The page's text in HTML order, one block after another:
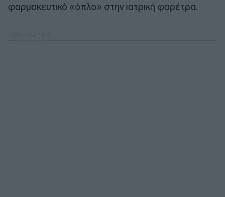
φαρμακευτικό «όπλο» στην ιατρική φαρέτρα.